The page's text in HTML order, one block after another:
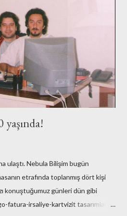
ulaştı. Nebula Bilişim bugün
etrafında toplanmış dört kişi
konuştuğumuz günleri dün gibi
fatura-irsaliye-kartvizit tasarımları,